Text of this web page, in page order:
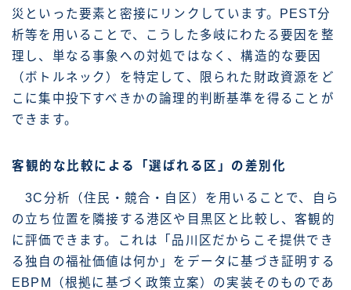
災といった要素と密接にリンクしています。PEST分
析等を用いることで、こうした多岐にわたる要因を整
理し、単なる事象への対処ではなく、構造的な要因
（ボトルネック）を特定して、限られた財政資源をど
こに集中投下すべきかの論理的判断基準を得ることが
できます。
客観的な比較による「選ばれる区」の差別化
3C分析（住民・競合・自区）を用いることで、自ら
の立ち位置を隣接する港区や目黒区と比較し、客観的
に評価できます。これは「品川区だからこそ提供でき
る独自の福祉価値は何か」をデータに基づき証明する
EBPM（根拠に基づく政策立案）の実装そのものであ